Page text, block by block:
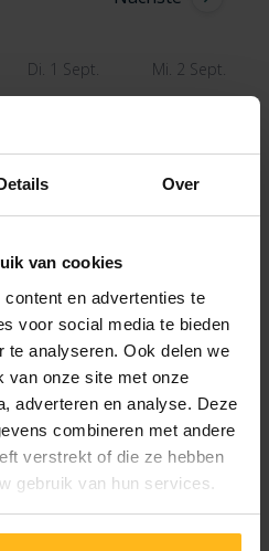
Over
van cookies
en advertenties te
voor social media te bieden
te analyseren. Ook delen we
van onze site met onze
adverteren en analyse. Deze
combineren met andere
verstrekt of die ze hebben
gebruik van hun services.
Di. 1 Sept. Mi. 2 Sept.
620,- € 620,- €
752,50 €
885,- € 874,- €
1.006,50 € 995,50 €